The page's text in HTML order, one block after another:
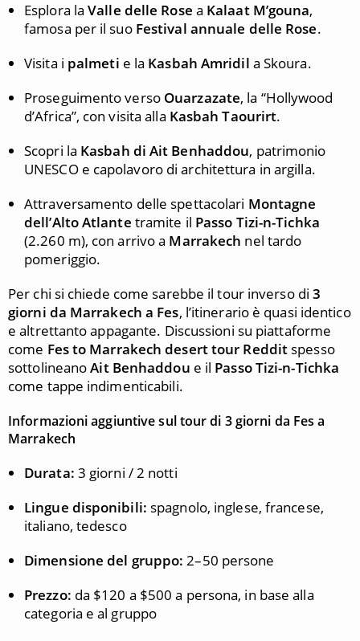
Esplora laValle delle Rose a Kalaat M’gouna,
famosa per il suo Festival annuale delle Rose.
Visita i palmeti e la Kasbah Amridil a Skoura.
Proseguimento verso Ouarzazate, la “Hollywood
d’Africa”, con visita alla Kasbah Taourirt.
Scopri la Kasbah di Ait Benhaddou, patrimonio
UNESCO e capolavoro di architettura in argilla.
Attraversamento delle spettacolari Montagne
dell’Alto Atlante tramite il Passo Tizi-n-Tichka
(2.260 m), con arrivo a Marrakech nel tardo
pomeriggio.
Per chi si chiede come sarebbe il tour inverso di 3
giorni da Marrakech a Fes, l’itinerario è quasi identico
e altrettanto appagante. Discussioni su piattaforme
come Fes to Marrakech desert tour Reddit spesso
sottolineanoAit Benhaddou e il Passo Tizi-n-Tichka
come tappe indimenticabili.
Informazioni aggiuntive sul tour di 3 giorni da Fes a
Marrakech
Durata: 3 giorni / 2 notti
Lingue disponibili: spagnolo, inglese, francese,
italiano, tedesco
Dimensione del gruppo: 2–50 persone
Prezzo: da $120 a $500 a persona, in base alla
categoria e al gruppo